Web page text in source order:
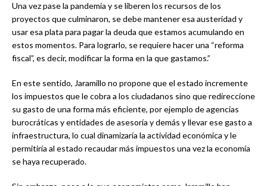
Una vez pase la pandemia y se liberen los recursos de los
proyectos que culminaron, se debe mantener esa austeridad y
usar esa plata para pagar la deuda que estamos acumulando en
estos momentos. Para lograrlo, se requiere hacer una “reforma
fiscal”, es decir, modificar la forma en la que gastamos.”
En este sentido, Jaramillo no propone que el estado incremente
los impuestos que le cobra a los ciudadanos sino que redireccione
su gasto de una forma más eficiente, por ejemplo de agencias
burocráticas y entidades de asesoría y demás y llevar ese gasto a
infraestructura, lo cual dinamizaría la actividad económica y le
permitiría al estado recaudar más impuestos una vez la economía
se haya recuperado.